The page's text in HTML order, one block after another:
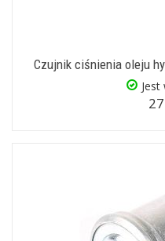
Czujnik ciśnienia oleju